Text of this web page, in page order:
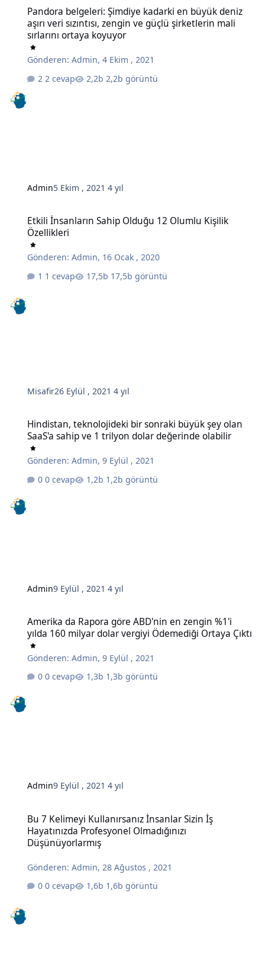
Pandora belgeleri: Şimdiye kadarki en büyük deniz
aşırı veri sızıntısı, zengin ve güçlü şirketlerin mali
sırlarını ortaya koyuyor
Gönderen:Admin,4 Ekim , 2021
2 cevap
2,2b görüntü
Admin5 Ekim , 20214 yıl
Etkili İnsanların Sahip Olduğu 12 Olumlu Kişilik
Özellikleri
Gönderen:Admin, 16 Ocak , 2020
1 cevap
17,5b görüntü
Misafir26 Eylül , 20214 yıl
Hindistan, teknolojideki bir sonraki büyük şey olan
SaaS'a sahip ve 1 trilyon dolar değerinde olabilir
Gönderen:Admin,9 Eylül , 2021
0 cevap
1,2b görüntü
Admin9 Eylül , 20214 yıl
Amerika da Rapora göre ABD'nin en zengin %1'i
yılda 160 milyar dolar vergiyi Ödemediği Ortaya Çıktı
Gönderen:Admin,9 Eylül , 2021
0 cevap
1,3b görüntü
Admin9 Eylül , 20214 yıl
Bu 7 Kelimeyi Kullanırsanız İnsanlar Sizin İş
Hayatınızda Profesyonel Olmadığınızı
Düşünüyorlarmış
Gönderen:Admin,28 Ağustos , 2021
0 cevap
1,6b görüntü